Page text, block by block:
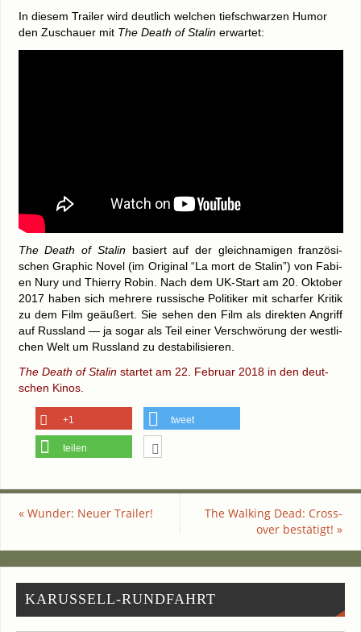
In die­sem Trai­ler wird deut­lich wel­chen tief­schwar­zen Humor
den Zuschau­er mit The Death of Sta­linerwartet:
The Death of Sta­linbasiert auf der gleich­na­mi­gen fran­zö­si­
schen Gra­phic Novel (im Ori­gi­nal “La mort de Sta­lin”) von Fabi­
en Nury und Thier­ry Robin. Nach dem UK-Start am 20. Okto­ber
2017 haben sich meh­re­re rus­si­sche Poli­ti­ker mit schar­fer Kri­tik
zu dem Film geäu­ßert. Sie sehen den Film als direk­ten Angriff
auf Russ­land — ja sogar als Teil einer Ver­schwö­rung der west­li­
chen Welt um Russ­land zu destabilisieren.
The Death of Sta­linstar­tet am 22. Febru­ar 2018 in den deut­
schen Kinos.
+1 tweet
teilen
«Wun­der: Neu­er Trailer!
The Wal­king Dead: Cross­
over bestätigt!»
KARUSSELL-RUNDFAHRT